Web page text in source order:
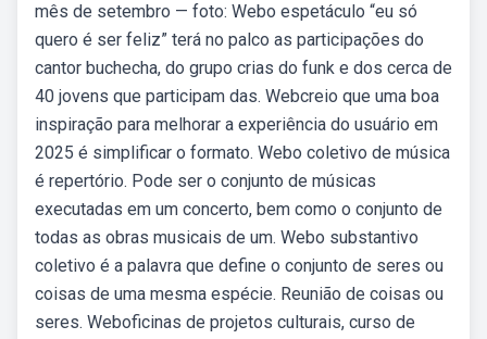
mês de setembro — foto: Webo espetáculo “eu só
quero é ser feliz” terá no palco as participações do
cantor buchecha, do grupo crias do funk e dos cerca de
40 jovens que participam das. Webcreio que uma boa
inspiração para melhorar a experiência do usuário em
2025 é simplificar o formato. Webo coletivo de música
é repertório. Pode ser o conjunto de músicas
executadas em um concerto, bem como o conjunto de
todas as obras musicais de um. Webo substantivo
coletivo é a palavra que define o conjunto de seres ou
coisas de uma mesma espécie. Reunião de coisas ou
seres. Weboficinas de projetos culturais, curso de